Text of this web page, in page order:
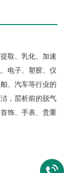
取、乳化、加速
电子、塑胶、仪
、汽车等行业的
，层析前的脱气
饰、手表、贵重